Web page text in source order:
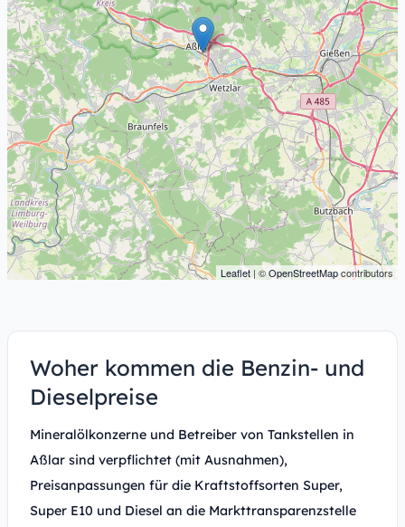
Leaflet | ©OpenStreetMapcontributors
Woher kommen die Benzin- und
Dieselpreise
Mineralölkonzerne und Betreiber von Tankstellen in
Aßlar sind verpflichtet (mit Ausnahmen),
Preisanpassungen für die Kraftstoffsorten Super,
Super E10 und Diesel an die Markttransparenzstelle